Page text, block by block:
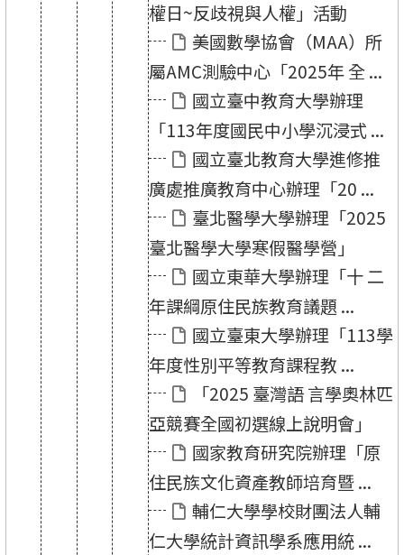
權日~反歧視與人權」活動
美國數學協會（MAA）所
屬AMC測驗中心「2025年 全 ...
國立臺中教育大學辦理
「113年度國民中小學沉浸式 ...
國立臺北教育大學進修推
廣處推廣教育中心辦理「20 ...
臺北醫學大學辦理「2025
臺北醫學大學寒假醫學營」
國立東華大學辦理「十 二
年課綱原住民族教育議題 ...
國立臺東大學辦理「113學
年度性別平等教育課程教 ...
「2025 臺灣語 言學奧林匹
亞競賽全國初選線上說明會」
國家教育研究院辦理「原
住民族文化資產教師培育暨 ...
輔仁大學學校財團法人輔
仁大學統計資訊學系應用統 ...